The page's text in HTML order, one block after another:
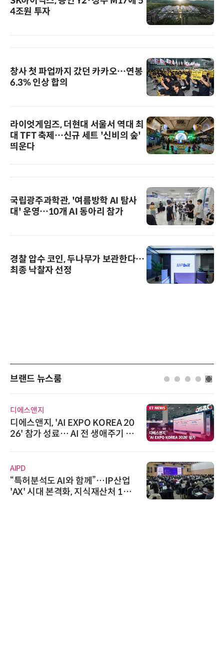
4조원 투자
창사 첫 파업까지 갔던 카카오…연봉
6.3% 인상 합의
라이엇게임즈, 더현대 서울서 역대 최
대 TFT 축제…신규 세트 '신비의 숲'
띄운다
국립광주과학관, '여름방학 AI 탐사
대' 운영…10개 AI 동아리 참가
경찰 압수 코인, 두나무가 보관한다…
최종 낙찰자 선정
브랜드 뉴스룸
EXPO KOREA 20
전 생애주기 아
와 함께”…IP산업
, 지식재산처 1호
다래전략사업화센터
다래전략사업화
026'서 글로벌
스 미팅 지원…K-
와이즈스톤
와이즈스톤, 에
수집 데이터'에
수여